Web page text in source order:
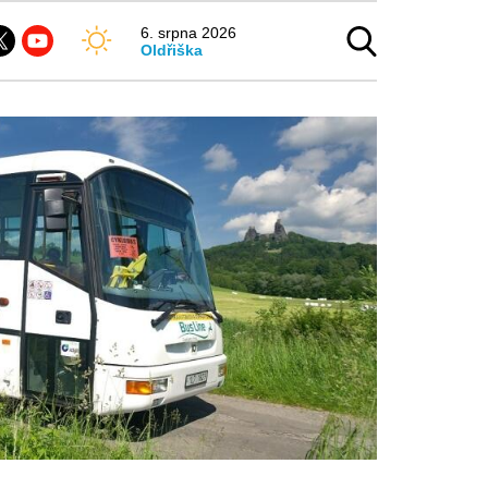
6. srpna 2026
Oldřiška